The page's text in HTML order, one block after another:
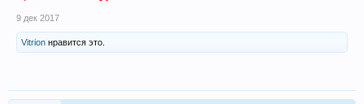
9 дек 2017
Vitrion нравится это.